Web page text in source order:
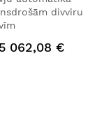
divviru
5 062,08 €